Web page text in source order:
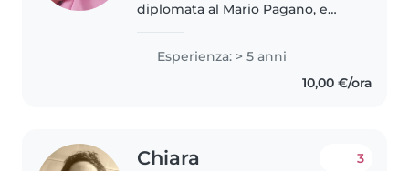
diplomata al Mario Pagano, e
segretariato coordinatrice
amministrativa, ho fatto anche
Esperienza: > 5 anni
10,00 €/ora
Chiara 3